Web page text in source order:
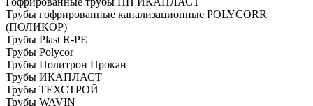
Трубы гофрированные канализационные POLYCORR
(ПОЛИКОР)
Трубы Plast R-PE
Трубы Polycor
Трубы Политрон Прокан
Трубы ИКАПЛАСТ
Трубы ТЕХСТРОЙ
Трубы WAVIN